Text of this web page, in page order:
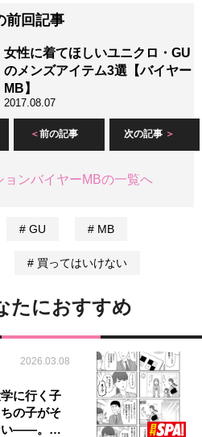
前回記事
女性に着てほしいユニクロ・GU
のメンズアイテム3選【バイヤー
MB】
2017.08.07
前の記事 次の記事
ョンバイヤーMBの一覧へ
GU MB
買ってはいけない
たにおすすめ
2026.03.08
に行く子
の子がそ
い――。…